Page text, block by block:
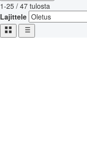
1-25 / 47 tulosta
Lajittele